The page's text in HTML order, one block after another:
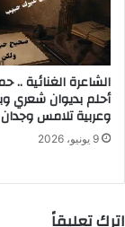
الشاعرة الغنائية ..
أحلم بديوان شعري
وعربية تلامس
9 يونيو، 2026
اترك تعليقاً